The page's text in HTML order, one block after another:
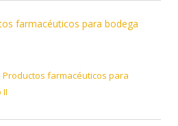
farmacéuticos para bodega
Productos farmacéuticos para